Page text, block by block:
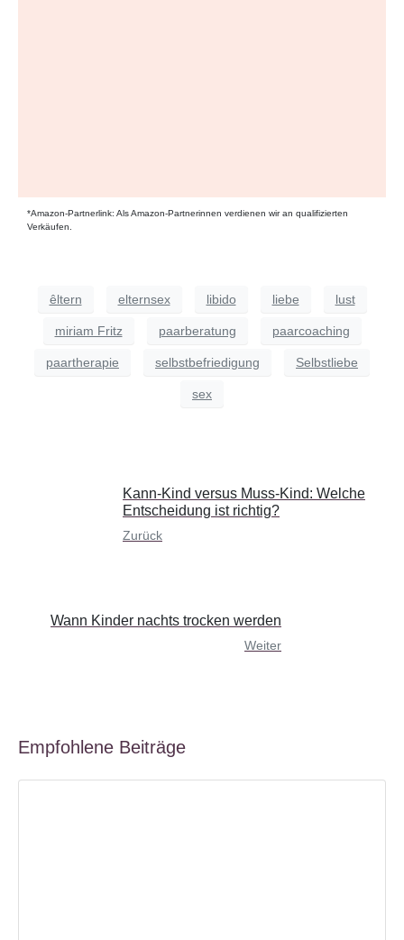
*Amazon-Partnerlink: Als Amazon-Partnerinnen verdienen wir an qualifizierten
Verkäufen.
êltern elternsex libido liebe lust
miriam Fritz paarberatung paarcoaching
paartherapie selbstbefriedigung Selbstliebe
sex
Kann-Kind versus Muss-Kind: Welche
Entscheidung ist richtig?
Zurück
Wann Kinder nachts trocken werden
Weiter
Empfohlene Beiträge